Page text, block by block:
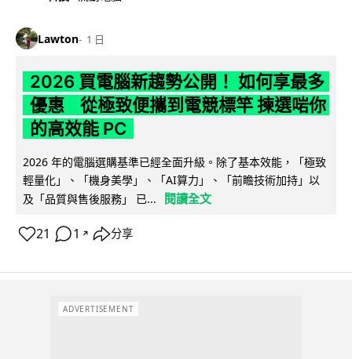
Lawton 1 日
2026 買電腦新趨勢公開！ 如何享最多
優惠 從極致便攜到電競標竿 揀選啱你
的高效能 PC
2026 年的電腦選購基準已經全面升級。除了基本效能，「極致
輕量化」、「機身美學」、「AI算力」、「前瞻技術加持」以
及「品質與售後服務」 已...
閱讀全文
21 1 ↗ 分享
ADVERTISEMENT